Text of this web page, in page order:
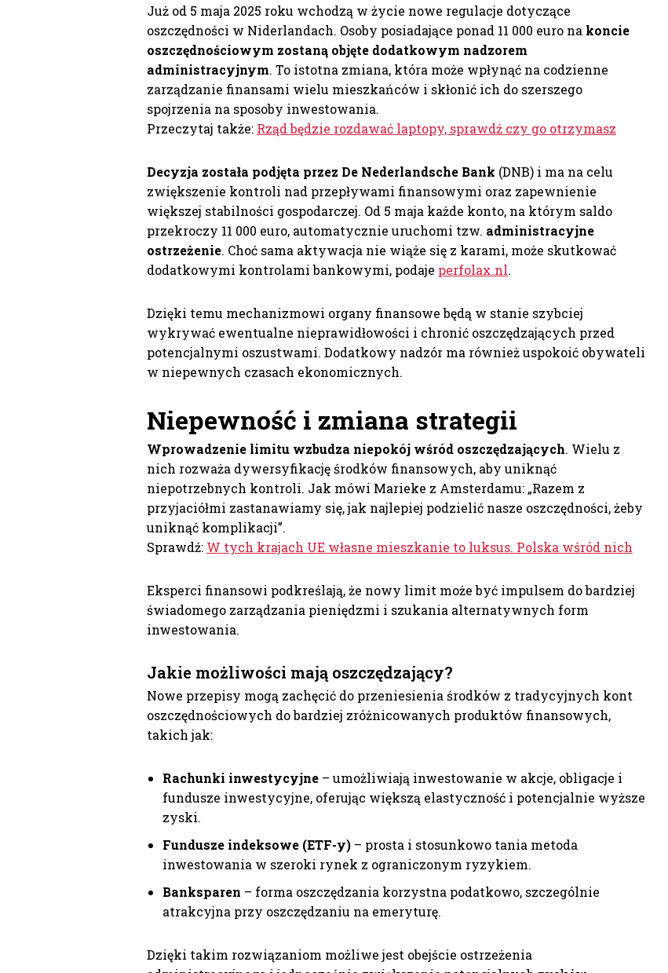
Już od 5 maja 2025 roku wchodzą w życie nowe regulacje dotyczące
oszczędności w Niderlandach. Osoby posiadające ponad 11 000 euro na koncie
oszczędnościowym zostaną objęte dodatkowym nadzorem
administracyjnym. To istotna zmiana, która może wpłynąć na codzienne
zarządzanie finansami wielu mieszkańców i skłonić ich do szerszego
spojrzenia na sposoby inwestowania.
Przeczytaj także: Rząd będzie rozdawać laptopy, sprawdź czy go otrzymasz
Decyzja została podjęta przez De Nederlandsche Bank (DNB) i ma na celu
zwiększenie kontroli nad przepływami finansowymi oraz zapewnienie
większej stabilności gospodarczej. Od 5 maja każde konto, na którym saldo
przekroczy 11 000 euro, automatycznie uruchomi tzw. administracyjne
ostrzeżenie. Choć sama aktywacja nie wiąże się z karami, może skutkować
dodatkowymi kontrolami bankowymi, podaje perfolax.nl.
Dzięki temu mechanizmowi organy finansowe będą w stanie szybciej
wykrywać ewentualne nieprawidłowości i chronić oszczędzających przed
potencjalnymi oszustwami. Dodatkowy nadzór ma również uspokoić obywateli
w niepewnych czasach ekonomicznych.
Niepewność i zmiana strategii
Wprowadzenie limitu wzbudza niepokój wśród oszczędzających. Wielu z
nich rozważa dywersyfikację środków finansowych, aby uniknąć
niepotrzebnych kontroli. Jak mówi Marieke z Amsterdamu: „Razem z
przyjaciółmi zastanawiamy się, jak najlepiej podzielić nasze oszczędności, żeby
uniknąć komplikacji”.
Sprawdź: W tych krajach UE własne mieszkanie to luksus. Polska wśród nich
Eksperci finansowi podkreślają, że nowy limit może być impulsem do bardziej
świadomego zarządzania pieniędzmi i szukania alternatywnych form
inwestowania.
Jakie możliwości mają oszczędzający?
Nowe przepisy mogą zachęcić do przeniesienia środków z tradycyjnych kont
oszczędnościowych do bardziej zróżnicowanych produktów finansowych,
takich jak:
Rachunki inwestycyjne – umożliwiają inwestowanie w akcje, obligacje i
fundusze inwestycyjne, oferując większą elastyczność i potencjalnie wyższe
zyski.
Fundusze indeksowe (ETF-y) – prosta i stosunkowo tania metoda
inwestowania w szeroki rynek z ograniczonym ryzykiem.
Banksparen – forma oszczędzania korzystna podatkowo, szczególnie
atrakcyjna przy oszczędzaniu na emeryturę.
Dzięki takim rozwiązaniom możliwe jest obejście ostrzeżenia